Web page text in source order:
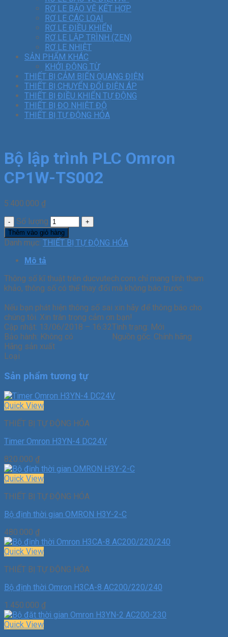
RƠ LE BẢO VỆ KẾT HỢP
RƠ LE CÁC LOẠI
RƠ LE ĐIỀU KHIỂN
RƠ LE LẬP TRÌNH (ZEN)
RƠ LE NHIỆT
SẢN PHẨM KHÁC
KHỞI ĐỘNG TỪ
THIẾT BỊ CẢM BIẾN QUANG ĐIỆN
THIẾT BỊ CHUYỂN ĐỔI ĐIỆN ÁP
THIẾT BỊ ĐIỀU KHIỂN TỰ ĐỘNG
THIẾT BỊ ĐO NHIỆT ĐỘ
THIẾT BỊ TỰ ĐỘNG HÓA
Bộ lập trình PLC Omron
CP1W-TS002
5.400.000 ₫
Số lượng
Thêm vào giỏ hàng
Danh mục: THIẾT BỊ TỰ ĐỘNG HÓA
Mô tả
Thông số kĩ thuật trên ducvutech.com chỉ mang tính tham
khảo, thông số có thể thay đổi mà không báo trước.
Nếu bạn phát hiện thông số sai xin hãy để thông báo cho
chúng tôi. Xin trân trọng cảm ơn bạn!
Cập nhật: 13/06/2018 – 16:32Tình trạng: Mới
Bảo hành: Không có Nguồn gốc: Chính hãng
Hãng sản xuất
Loại
Sản phẩm tương tự
Quick View
THIẾT BỊ TỰ ĐỘNG HÓA
Timer Omron H3YN-4 DC24V
820.000 ₫
Quick View
THIẾT BỊ TỰ ĐỘNG HÓA
Bộ định thời gian OMRON H3Y-2-C
480.000 ₫
Quick View
THIẾT BỊ TỰ ĐỘNG HÓA
Bộ định thời Omron H3CA-8 AC200/220/240
1.450.000 ₫
Quick View